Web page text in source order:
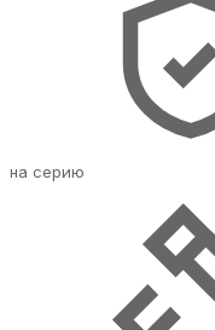
на серию